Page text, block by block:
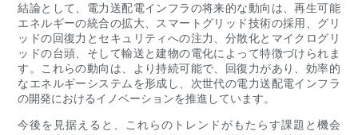
結論として、電力送配電インフラの将来的な動向は、再生可能
エネルギーの統合の拡大、スマートグリッド技術の採用、グリ
ッドの回復力とセキュリティへの注力、分散化とマイクログリ
ッドの台頭、そして輸送と建物の電化によって特徴づけられま
す。これらの動向は、より持続可能で、回復力があり、効率的
なエネルギーシステムを形成し、次世代の電力送配電インフラ
の開発におけるイノベーションを推進しています。
今後を見据えると、これらのトレンドがもたらす課題と機会